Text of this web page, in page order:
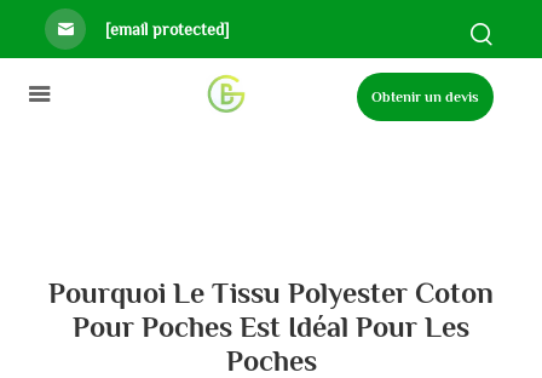
[email protected]
Obtenir un devis
Pourquoi Le Tissu Polyester Coton
Pour Poches Est Idéal Pour Les
Poches